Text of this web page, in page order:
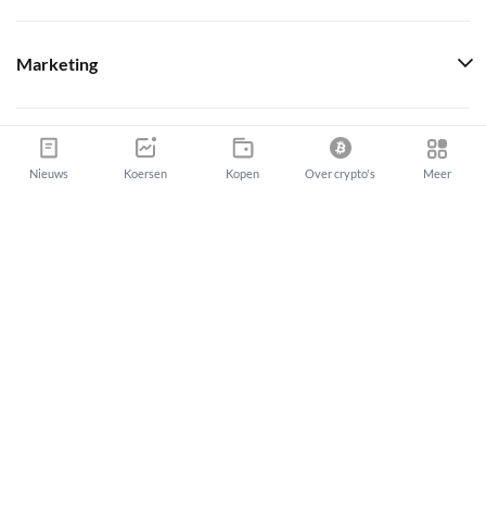
Marketing
Over ons
Nieuws Koersen Kopen Over crypto's Meer